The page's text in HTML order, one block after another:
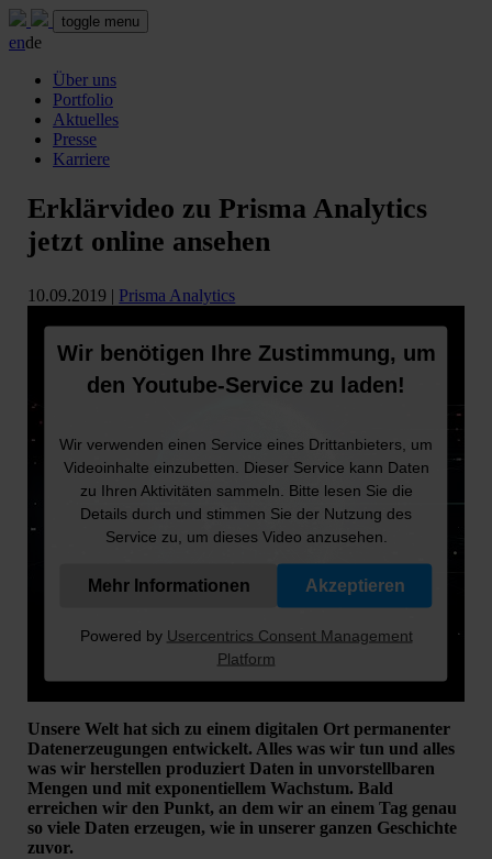
toggle menu
ende
Über uns
Portfolio
Aktuelles
Presse
Karriere
Erklärvideo zu Prisma Analytics
jetzt online ansehen
10.09.2019 | Prisma Analytics
Wir benötigen Ihre Zustimmung, um
den Youtube-Service zu laden!
Wir verwenden einen Service eines Drittanbieters, um
Videoinhalte einzubetten. Dieser Service kann Daten
zu Ihren Aktivitäten sammeln. Bitte lesen Sie die
Details durch und stimmen Sie der Nutzung des
Service zu, um dieses Video anzusehen.
Mehr Informationen Akzeptieren
Powered by Usercentrics Consent Management
Platform
Unsere Welt hat sich zu einem digitalen Ort permanenter
Datenerzeugungen entwickelt. Alles was wir tun und alles
was wir herstellen produziert Daten in unvorstellbaren
Mengen und mit exponentiellem Wachstum. Bald
erreichen wir den Punkt, an dem wir an einem Tag genau
so viele Daten erzeugen, wie in unserer ganzen Geschichte
zuvor.